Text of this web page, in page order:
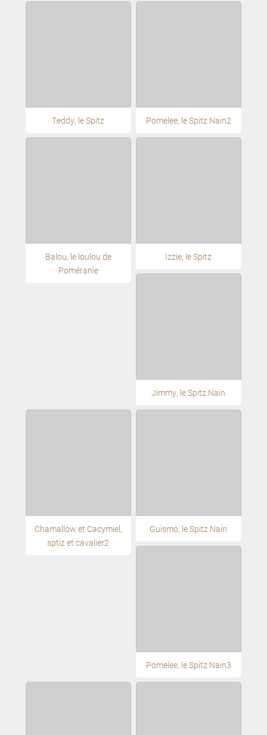
Teddy, le Spitz Pomelee, le Spitz Nain2
Balou, le loulou de
Poméranie
Izzie, le Spitz
Jimmy, le Spitz Nain
Chamallow et Cacymiel,
sptiz et cavalier2
Guismo, le Spitz Nain
Pomelee, le Spitz Nain3